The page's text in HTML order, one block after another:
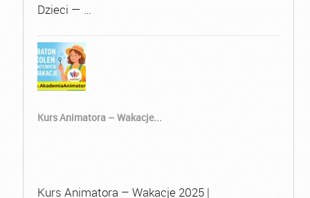
Dzieci — …
Kurs Animatora – Wakacje...
Kurs Animatora – Wakacje 2025 |